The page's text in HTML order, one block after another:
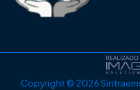
Copyright © 2026